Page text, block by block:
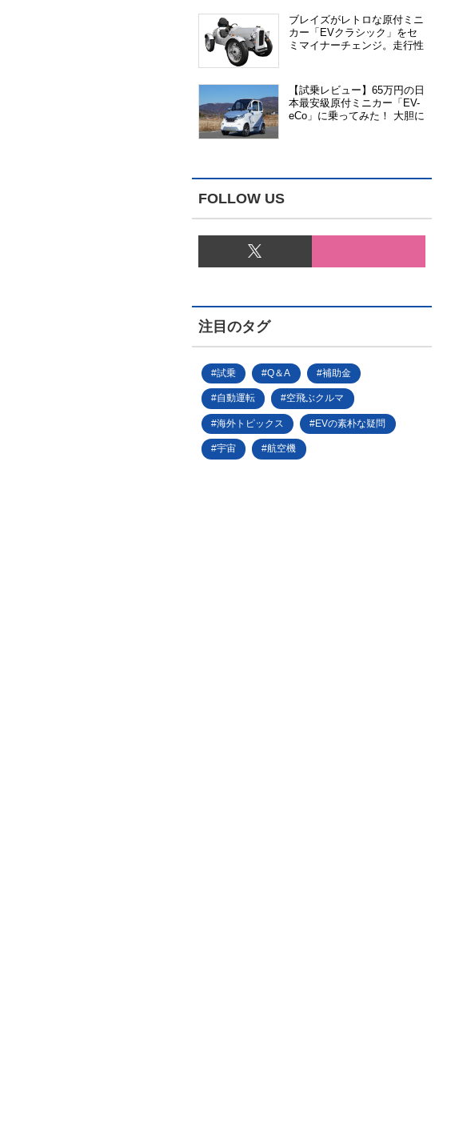
ブレイズがレトロな原付ミニ
カー「EVクラシック」をセ
ミマイナーチェンジ。走行性
【試乗レビュー】65万円の日
本最安級原付ミニカー「EV-
eCo」に乗ってみた！ 大胆に
FOLLOW US
注目のタグ
試乗 Q＆A 補助金
自動運転 空飛ぶクルマ
海外トピックス EVの素朴な疑問
宇宙 航空機